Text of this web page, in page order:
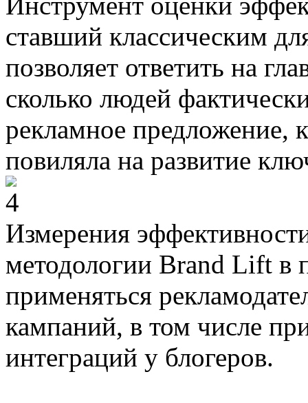
ставший классическим
позволяет ответить на
сколько людей
рекламное предложение,
повиляла на развитие
Измерения
методологии Brand Lift в
применяться
кампаний, в том числе
интеграций у блогеров.